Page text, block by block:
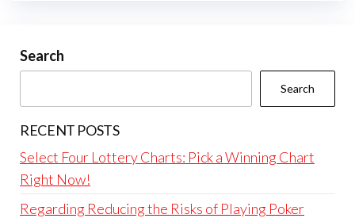
Search
Search
RECENT POSTS
Select Four Lottery Charts: Pick a Winning Chart
Right Now!
Regarding Reducing the Risks of Playing Poker